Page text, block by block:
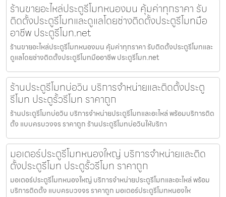
ร้านขายอะไหล่ประตูรีโมทหนองมน คุ้มค่าทุกราคา รับ
ติดตั้งประตูรีโมทและดูแลโดยช่างติดตั้งประตูรีโมทมือ
อาชีพ ประตูรีโมท.net
ร้านขายอะไหล่ประตูรีโมทหนองมน คุ้มค่าทุกราคา รับติดตั้งประตูรีโมทและ
ดูแลโดยช่างติดตั้งประตูรีโมทมืออาชีพ ประตูรีโมท.net
ร้านประตูรีโมทบ่อวิน บริการจำหน่ายและติดตั้งประตู
รีโมท ประตูรั้วรีโมท ราคาถูก
ร้านประตูรีโมทบ่อวิน บริการจำหน่ายประตูรีโมทและอะไหล่ พร้อมบริการติด
ตั้ง แบบครบวงจร ราคาถูก ร้านประตูรีโมทบ่อวินให้บริกา
มอเตอร์ประตูรีโมทหนองใหญ่ บริการจำหน่ายและติด
ตั้งประตูรีโมท ประตูรั้วรีโมท ราคาถูก
มอเตอร์ประตูรีโมทหนองใหญ่ บริการจำหน่ายประตูรีโมทและอะไหล่ พร้อม
บริการติดตั้ง แบบครบวงจร ราคาถูก มอเตอร์ประตูรีโมทหนองให